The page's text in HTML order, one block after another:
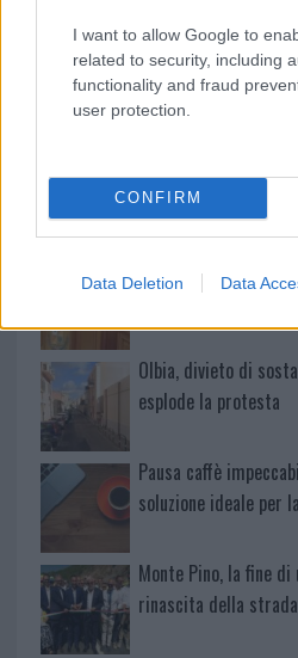
I want to allow Google to
related to security, including
functionality and fraud
user protection.
CONFIRM
Data Deletion Data
Le previsioni meteo
Gallura
vivo: un amico vip
Calangianus, dopo
accoglienza minori
Olbia, divieto di
esplode la protesta
Pausa caffè
soluzione ideale per
Monte Pino, la fine
rinascita della